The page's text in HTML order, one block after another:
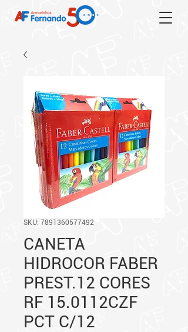
SKU: 7891360577492
CANETA
HIDROCOR FABER
PREST.12 CORES
RF 15.0112CZF
PCT C/12